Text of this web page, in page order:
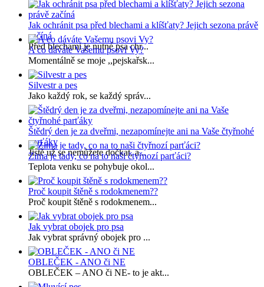
Jak ochránit psa před blechami a klíšťaty? Jejich sezona právě
začíná
Před blechami je nutné psa chr...
A co dáváte Vašemu psovi Vy?
Momentálně se moje ,,pejskařsk...
Silvestr a pes
Jako každý rok, se každý správ...
Štědrý den je za dveřmi, nezapomínejte ani na Vaše čtyřnohé
parťáky
Jistě už se nemůžete dočkat, a...
Zima je tady, co na to naši čtyřnozí parťáci?
Teplota venku se pohybuje okol...
Proč koupit štěně s rodokmenem??
Proč koupit štěně s rodokmenem...
Jak vybrat obojek pro psa
Jak vybrat správný obojek pro ...
OBLEČEK - ANO či NE
OBLEČEK – ANO či NE- to je akt...